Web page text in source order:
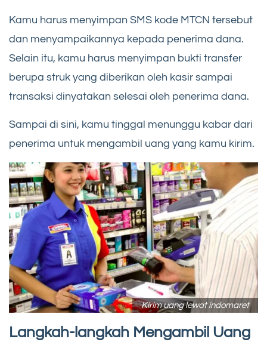
Kamu harus menyimpan SMS kode MTCN tersebut
dan menyampaikannya kepada penerima dana.
Selain itu, kamu harus menyimpan bukti transfer
berupa struk yang diberikan oleh kasir sampai
transaksi dinyatakan selesai oleh penerima dana.
Sampai di sini, kamu tinggal menunggu kabar dari
penerima untuk mengambil uang yang kamu kirim.
Kirim uang lewat indomaret
Langkah-langkah Mengambil Uang